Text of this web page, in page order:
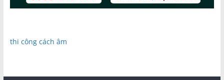
thi công cách âm